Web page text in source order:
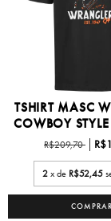
TSHIRT MASC
COWBOY
R$209,70
2x de R$52,45
COMPRAR